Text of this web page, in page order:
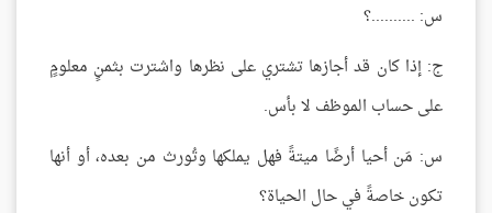
س: ..........؟
ج: إذا كان قد أجازها تشتري على نظرها واشترت بثمنٍ معلومٍ
على حساب الموظف لا بأس.
س: مَن أحيا أرضًا ميتةً فهل يملكها وتُورث من بعده، أو أنها
تكون خاصةً في حال الحياة؟